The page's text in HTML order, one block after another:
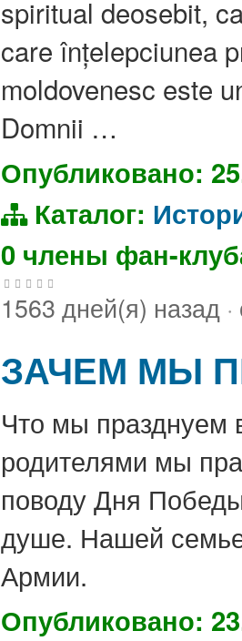
spiritual deosebit,
care înțelepciunea
moldovenesc este
Domnii …
Опубликовано:
Каталог:
0 члены фан-
1563 дней(я) назад ·
ЗАЧЕМ МЫ
Что мы празднуем
родителями мы
поводу Дня
душе. Нашей семье
Армии.
Опубликовано: